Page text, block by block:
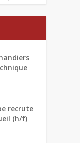
recrute
(h/f)